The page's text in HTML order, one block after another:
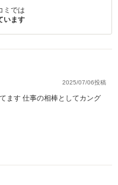
ミでは
います
2025/07/06投稿
ます 仕事の相棒としてカング
しますか？
動入力されます